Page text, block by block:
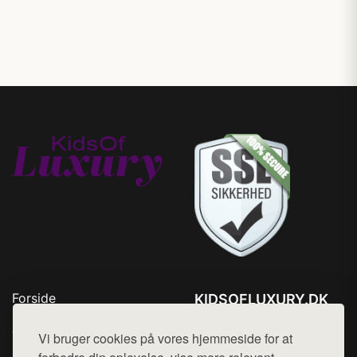
Vi bruger cookies på vores hjemmeside for at
Forside
Top Rabatter
KIDSOFLUXURY.DK